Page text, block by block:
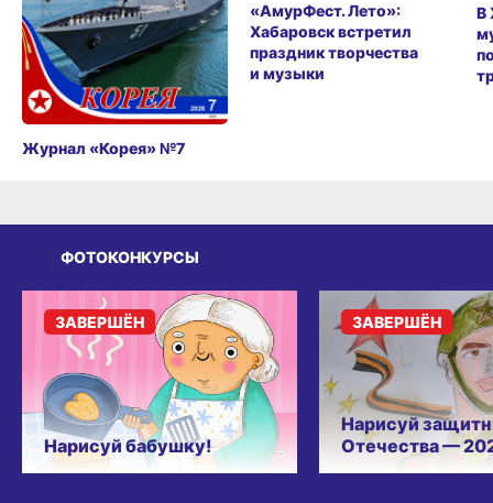
Журнал «Корея» №7
«АмурФест. Лето»:
Хабаровск встретил
праздник творчества
и музыки
В
ФОТОКОНКУРСЫ
Нарисуй бабушку!
ЗАВЕРШЁН
Нарисуй
Отечества —
ЗАВЕРШЁН